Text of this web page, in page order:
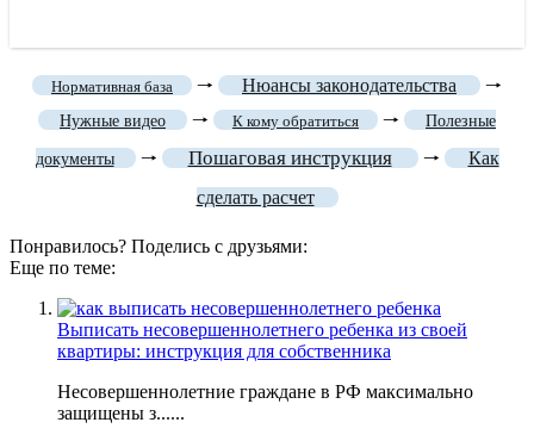
Нормативная база 🠒 Нюансы законодательства 🠒
Нужные видео 🠒 К кому обратиться 🠒 Полезные
документы 🠒 Пошаговая инструкция 🠒
Как
сделать расчет
Понравилось? Поделись с друзьями:
Еще по теме:
Выписать несовершеннолетнего ребенка из своей
квартиры: инструкция для собственника
Несовершеннолетние граждане в РФ максимально
защищены з......